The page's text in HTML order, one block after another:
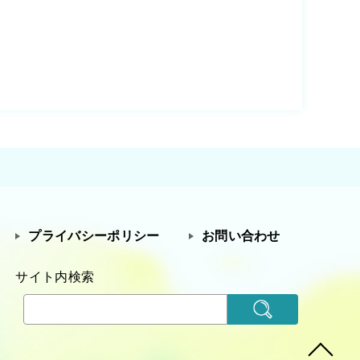
プライバシーポリシー お問い合わせ
サイト内検索